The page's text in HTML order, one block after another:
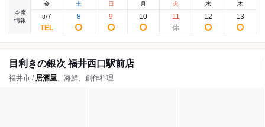
空席
情報
金
8/7
土
8
日
9
月
10
火
11
水
12
木
13
目利きの銀次 福井西口駅前店
福井市 / 居酒屋、海鮮、創作料理